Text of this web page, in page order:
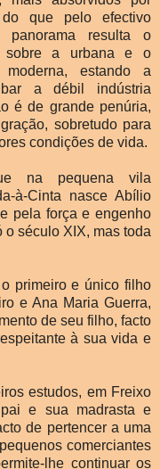
do que pelo efectivo
panorama resulta o
sobre a urbana e o
moderna, estando a
a débil indústria
é de grande penúria,
sobretudo para
condições de vida.
na pequena vila
à-Cinta nasce Abílio
pela força e engenho
século XIX, mas toda
primeiro e único filho
e Ana Maria Guerra,
de seu filho, facto
à sua vida e
estudos, em Freixo
e sua madrasta e
de pertencer a uma
comerciantes
lhe continuar os